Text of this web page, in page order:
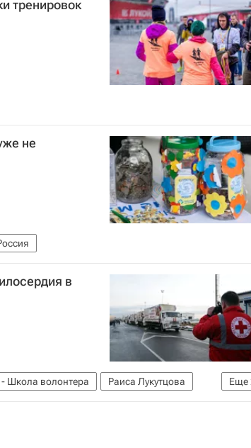
тренировок
не
в
Еще
Школа волонтера
Раиса Лукутцова